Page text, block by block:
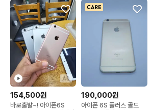
AD
154,500원
바로출발~! 아이폰6S
190,000원
아이폰 6S 플러스 골드